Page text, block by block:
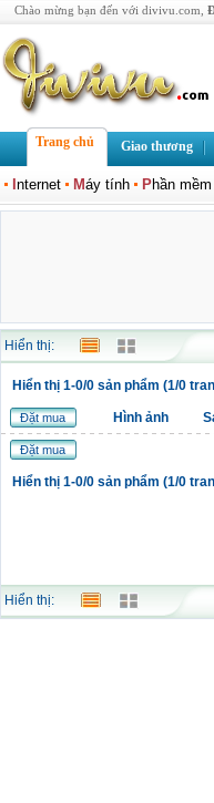
Chào mừng bạn đến với divivu.com,
Trang chủ Giao thương
nternet Máy tính Phần mềm
Hiển thị:
Hiển thị 1-0/0 sản phẩm (1/0
Đặt mua Hình ảnh
Đặt mua
Hiển thị 1-0/0 sản phẩm (1/0
Hiển thị: